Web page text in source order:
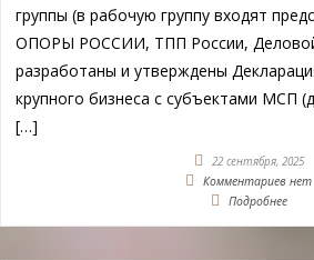
группы (в рабочую группу входят
ОПОРЫ РОССИИ, ТПП России,
разработаны и утверждены
крупного бизнеса с субъектами МСП
[…]
22 сентября, 2025
Комментариев нет
Подробнее